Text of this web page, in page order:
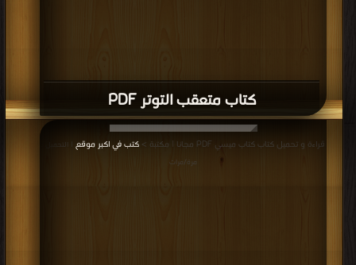
كتاب متعقب التوتر PDF
قراءة و تحميل كتاب كتاب ميسي PDF مجانا | مكتبة > كتب في اكبر موقع
| التحميل :
مرة/مرات